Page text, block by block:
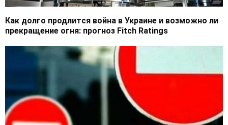
Как долго продлится война в Украине и возможно ли
прекращение огня: прогноз Fitch Ratings